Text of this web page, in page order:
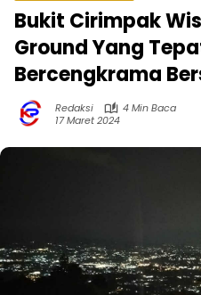
Bukit Cirimpak
Ground Yang
Bercengkrama
Redaksi
4 Min Baca
17 Maret 2024